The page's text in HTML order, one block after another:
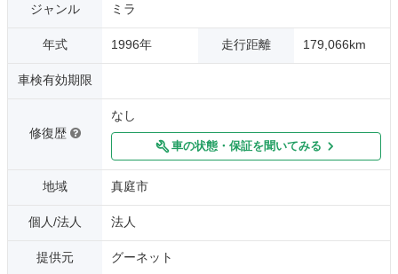
ジャンル ミラ
年式 1996年 走行距離 179,066km
車検有効期限
修復歴
なし
車の状態・保証を聞いてみる
地域 真庭市
個人/法人 法人
提供元 グーネット